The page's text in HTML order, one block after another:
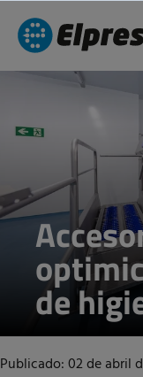
de
Publicado: 02 de abril